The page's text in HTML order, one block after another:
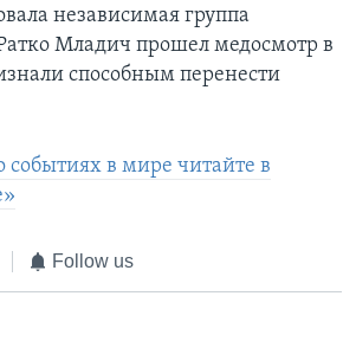
независимая группа
Младич прошел медосмотр в
способным перенести
событиях в мире читайте в
Follow us